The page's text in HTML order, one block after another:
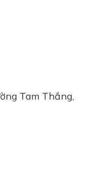
Tam Thắng,